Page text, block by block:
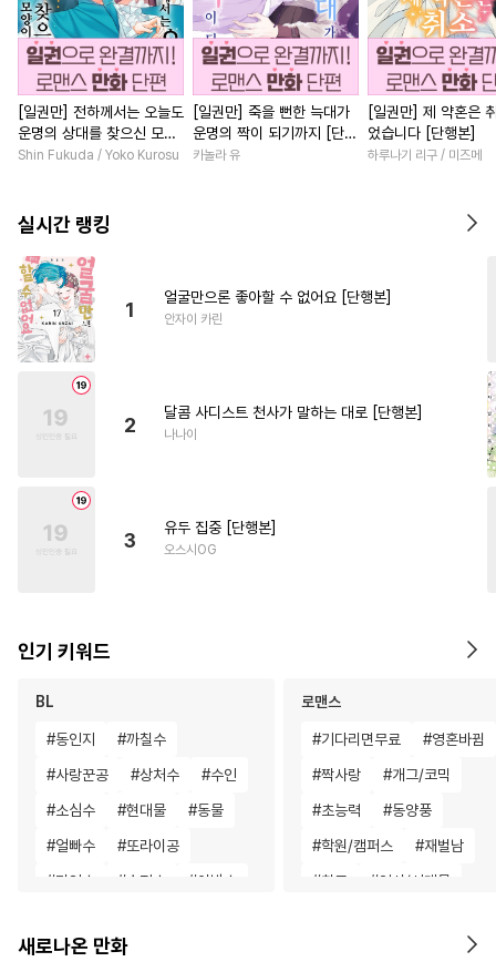
[일권만] 전하께서는 오늘도
운명의 상대를 찾으신 모양
이네요 (웃음) [단행본]
Shin Fukuda / Yoko Kurosu
[일권만] 죽을 뻔한 늑대가
운명의 짝이 되기까지 [단행
본]
카놀라 유
[일권만] 제 약혼은
었습니다 [단행본]
하루나기 리구 / 미즈메
실시간 랭킹
1
얼굴만으론 좋아할 수 없어요 [단행본]
안자이 카린
2
달콤 사디스트 천사가 말하는 대로 [단행본]
나나이
3
유두 집중 [단행본]
오스시OG
인기 키워드
BL
#동인지 #까칠수
#사랑꾼공 #상처수 #수인
#소심수 #현대물 #동물
#얼빠수 #또라이공
#미인수 # 순정수 #아방수
#피폐물 #부부
로맨스
#기다리면무료 #영혼바뀜
#짝사랑 #개그/코믹
#초능력 #동양풍
#학원/캠퍼스 #재벌남
#친구 #역사/시대물
새로나온 만화